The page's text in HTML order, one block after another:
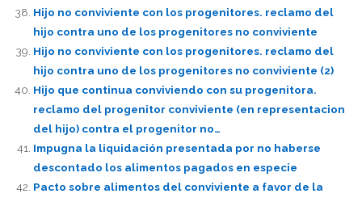
Hijo no conviviente con los progenitores. reclamo del
hijo contra uno de los progenitores no conviviente
Hijo no conviviente con los progenitores. reclamo del
hijo contra uno de los progenitores no conviviente (2)
Hijo que continua conviviendo con su progenitora.
reclamo del progenitor conviviente (en representacion
del hijo) contra el progenitor no…
Impugna la liquidación presentada por no haberse
descontado los alimentos pagados en especie
Pacto sobre alimentos del conviviente a favor de la